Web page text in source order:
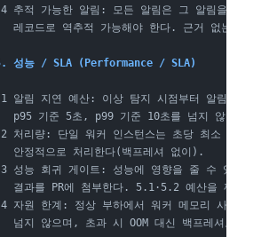
추적 가능한 알림: 모든 알림은 그 알림을 유발한
레코드로 역추적 가능해야 한다. 근거 없는 알림
성능 / SLA (Performance / SLA)
알림 지연 예산: 이상 탐지 시점부터 알림 발송까
p95 기준 5초, p99 기준 10초를 넘지 않는다.
처리량: 단일 워커 인스턴스는 초당 최소 10,000
안정적으로 처리한다(백프레셔 없이).
성능 회귀 게이트: 성능에 영향을 줄 수 있는 변
결과를 PR에 첨부한다. 5.1·5.2 예산을 깨는 변
자원 한계: 정상 부하에서 워커 메모리 사용은 설
넘지 않으며, 초과 시 OOM 대신 백프레셔로 흡수